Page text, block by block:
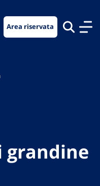
Area riservata
grandine